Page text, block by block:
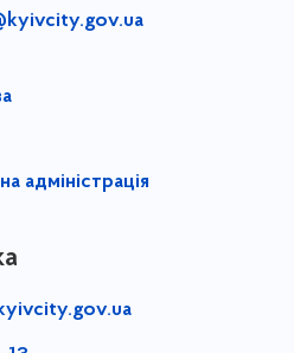
адміністрація